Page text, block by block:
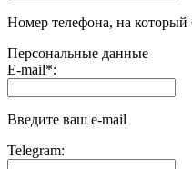
Номер телефона, на
Персональные данные
E-mail*:
Введите ваш e-mail
Telegram: